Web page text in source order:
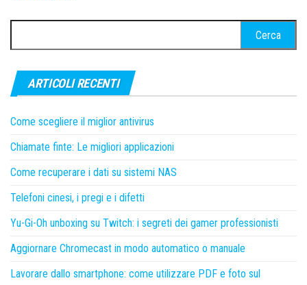
per:
ARTICOLI RECENTI
Come scegliere il miglior antivirus
Chiamate finte: Le migliori applicazioni
Come recuperare i dati su sistemi NAS
Telefoni cinesi, i pregi e i difetti
Yu-Gi-Oh unboxing su Twitch: i segreti dei gamer professionisti
Aggiornare Chromecast in modo automatico o manuale
Lavorare dallo smartphone: come utilizzare PDF e foto sul